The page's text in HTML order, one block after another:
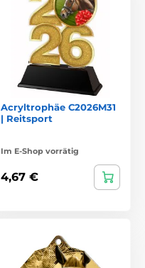
Acryltrophäe C2026M31
| Reitsport
Im E-Shop vorrätig
4,67 €